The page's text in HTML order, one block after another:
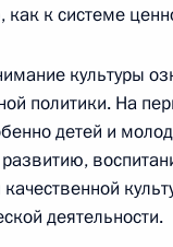
Совета
как к системе
культуры
политики. На
детей и
развитию,
деятельности.